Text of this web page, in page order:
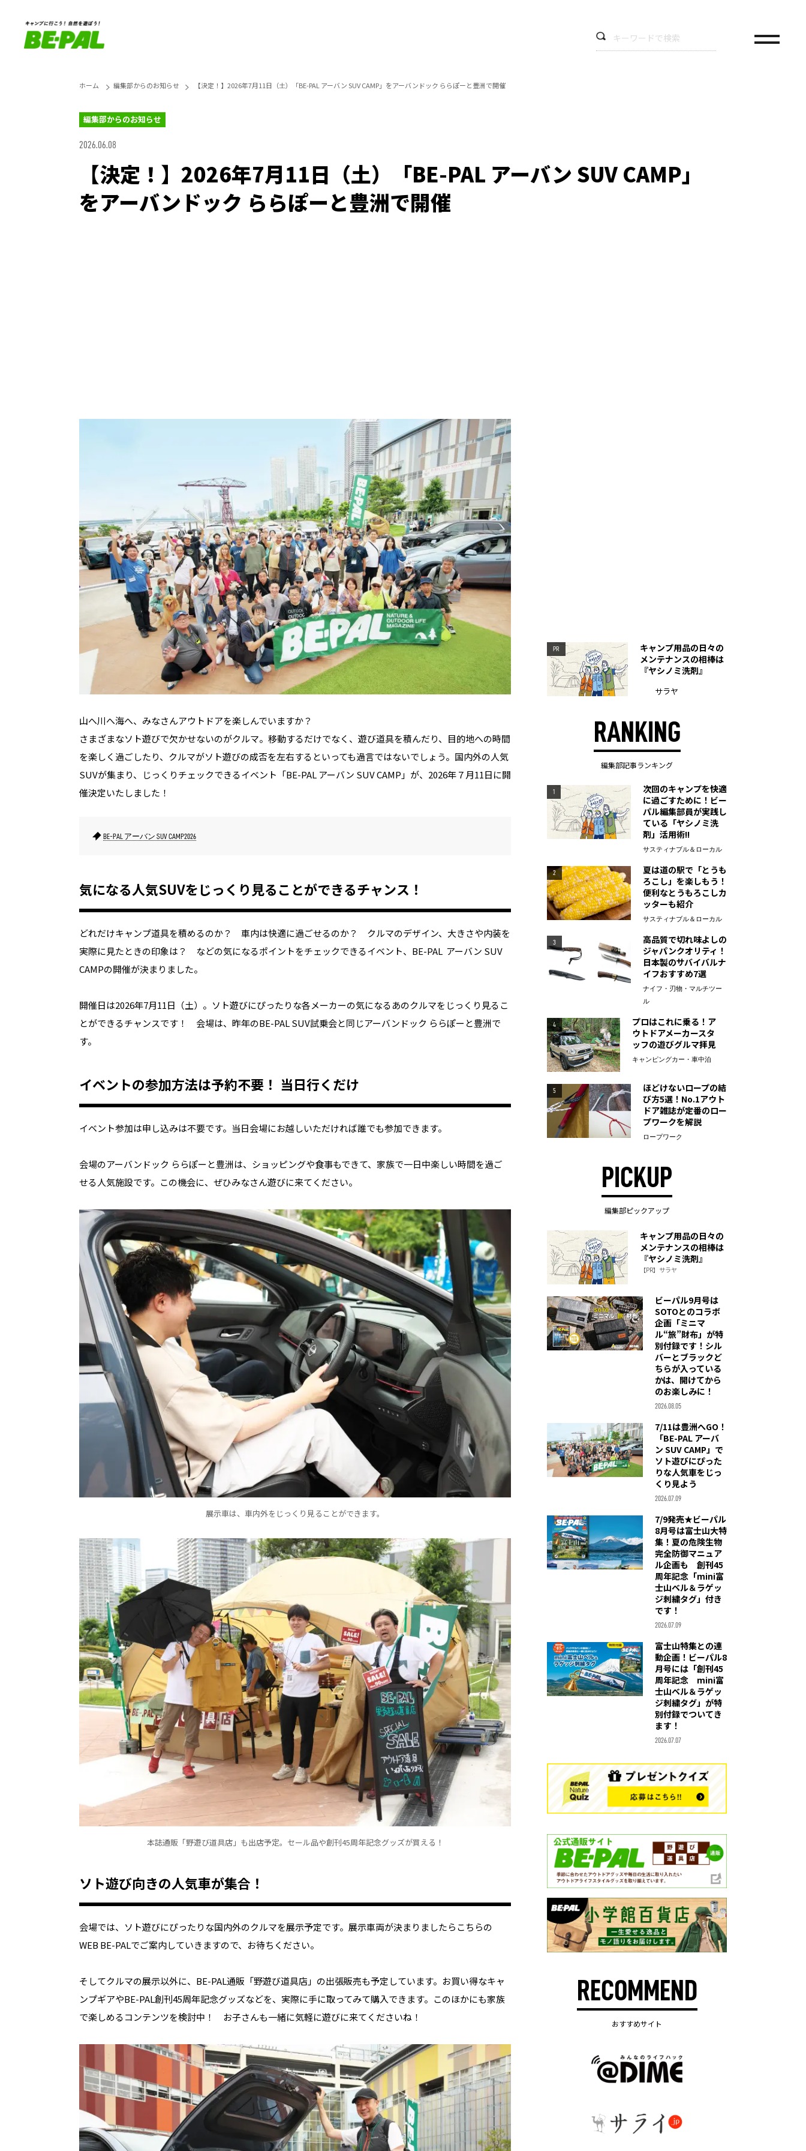
ホーム 編集部からのお知らせ 【決定！】2026年7月11日（土）「BE-PAL アーバン SUV CAMP」をアーバンドック ららぽーと豊洲で開催
編集部からのお知らせ
2026.06.08
【決定！】2026年7月11日（土）「BE-PAL アーバン SUV CAMP」
をアーバンドック ららぽーと豊洲で開催
山へ川へ海へ、みなさんアウトドアを楽しんでいますか？
さまざまなソト遊びで欠かせないのがクルマ。移動するだけでなく、遊び道具を積んだり、目的地への時間
を楽しく過ごしたり、クルマがソト遊びの成否を左右するといっても過言ではないでしょう。国内外の人気
SUVが集まり、じっくりチェックできるイベント「BE-PAL アーバン SUV CAMP」が、2026年７月11日に開
催決定いたしました！
BE-PAL アーバン SUV CAMP2026
気になる人気SUVをじっくり見ることができるチャンス！
どれだけキャンプ道具を積めるのか？ 車内は快適に過ごせるのか？ クルマのデザイン、大きさや内装を
実際に見たときの印象は？ などの気になるポイントをチェックできるイベント、BE-PAL アーバン SUV
CAMPの開催が決まりました。
開催日は2026年7月11日（土）。ソト遊びにぴったりな各メーカーの気になるあのクルマをじっくり見るこ
とができるチャンスです！ 会場は、昨年のBE-PAL SUV試乗会と同じアーバンドック ららぽーと豊洲で
す。
イベントの参加方法は予約不要！ 当日行くだけ
イベント参加は申し込みは不要です。当日会場にお越しいただければ誰でも参加できます。
会場のアーバンドック ららぽーと豊洲は、ショッピングや食事もできて、家族で一日中楽しい時間を過ご
せる人気施設です。この機会に、ぜひみなさん遊びに来てください。
展示車は、車内外をじっくり見ることができます。
本誌通販「野遊び道具店」も出店予定。セール品や創刊45周年記念グッズが買える！
ソト遊び向きの人気車が集合！
会場では、ソト遊びにぴったりな国内外のクルマを展示予定です。展示車両が決まりましたらこちらの
WEB BE-PALでご案内していきますので、お待ちください。
そしてクルマの展示以外に、BE-PAL通販「野遊び道具店」の出張販売も予定しています。お買い得なキャ
ンプギアやBE-PAL創刊45周年記念グッズなどを、実際に手に取ってみて購入できます。このほかにも家族
で楽しめるコンテンツを検討中！ お子さんも一緒に気軽に遊びに来てくださいね！
PR
キャンプ用品の日々の
メンテナンスの相棒は
『ヤシノミ洗剤』
サラヤ
RANKING
編集部記事ランキング
1
次回のキャンプを快適
に過ごすために！ビー
パル編集部員が実践し
ている「ヤシノミ洗
剤」活用術!!
サスティナブル＆ローカル
2
夏は道の駅で「とうも
ろこし」を楽しもう！
便利なとうもろこしカ
ッターも紹介
サスティナブル＆ローカル
3
高品質で切れ味よしの
ジャパンクオリティ！
日本製のサバイバルナ
イフおすすめ7選
ナイフ・刃物・マルチツー
ル
4
プロはこれに乗る！ア
ウトドアメーカースタ
ッフの遊びグルマ拝見
キャンピングカー・車中泊
5
ほどけないロープの結
び方5選！No.1アウト
ドア雑誌が定番のロー
プワークを解説
ロープワーク
PICKUP
編集部ピックアップ
キャンプ用品の日々の
メンテナンスの相棒は
『ヤシノミ洗剤』
【PR】サラヤ
ビーパル9月号は
SOTOとのコラボ
企画「ミニマ
ル“旅”財布」が特
別付録です！シル
バーとブラックど
ちらが入っている
かは、開けてから
のお楽しみに！
2026.08.05
7/11は豊洲へGO！
「BE-PAL アーバ
ン SUV CAMP」で
ソト遊びにぴった
りな人気車をじっ
くり見よう
2026.07.09
7/9発売★ビーパル
8月号は富士山大特
集！夏の危険生物
完全防御マニュア
ル企画も 創刊45
周年記念「mini富
士山ベル＆ラゲッ
ジ刺繍タグ」付き
です！
2026.07.09
富士山特集との連
動企画！ビーパル8
月号には「創刊45
周年記念 mini富
士山ベル＆ラゲッ
ジ刺繍タグ」が特
別付録でついてき
ます！
2026.07.07
RECOMMEND
おすすめサイト